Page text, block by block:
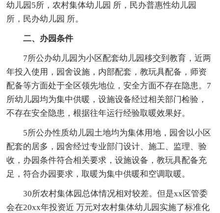
幼儿园5所，农村集体幼儿园 所，民办普惠性幼儿园
所，民办幼儿园 所。
二、办园条件
7所公办幼儿园为小区配套幼儿园移交到教育，近两
年投入使用，园舍设施，内部配套，教玩具配备，师资
配备等方面处于全区领先地位，安全方面不存在隐患。7
所幼儿园均为集中供暖，设施设备经过相关部门检验，
不存在安全隐患，根据往年运行经验取暖效果好。
5所公办性质幼儿园土地均为集体用地，园舍以小区
配套的居多，园舍经过专业部门设计、施工、监理、验
收，办园条件符合相关要求，设施设备，教玩具配备充
足，符合办园要求，取暖为集中供暖和空调取暖。
30所农村集体园总体情况相对较差。但是xx区管委
会在20xx年投资近 万元对农村集体幼儿园实施了标准化